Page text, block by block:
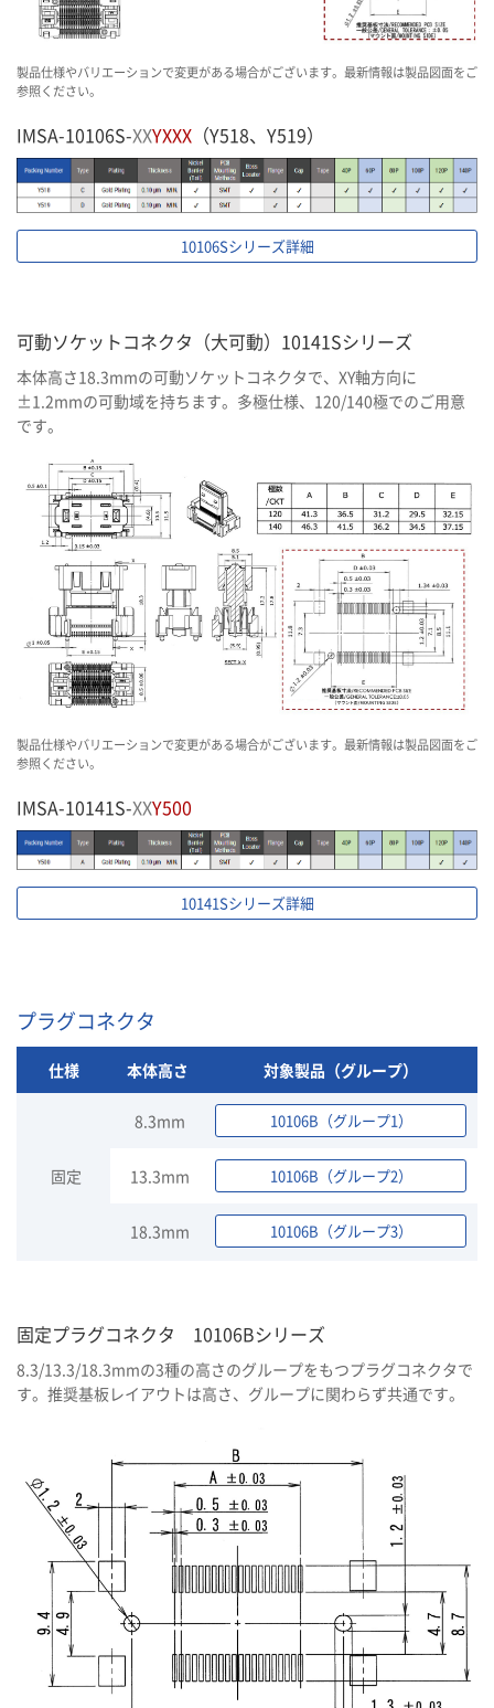
製品仕様やバリエーションで変更がある場合がございます。最新情報は製品図面をご
参照ください。
IMSA-10106S-XXYXXX （Y518、Y519）
10106Sシリーズ詳細
可動ソケットコネクタ（大可動）10141Sシリーズ
本体高さ18.3mmの可動ソケットコネクタで、XY軸方向に
±1.2mmの可動域を持ちます。多極仕様、120/140極でのご用意
です。
製品仕様やバリエーションで変更がある場合がございます。最新情報は製品図面をご
参照ください。
IMSA-10141S-XXY500
10141Sシリーズ詳細
プラグコネクタ
仕様 本体高さ 対象製品（グループ）
固定
8.3mm 10106B（グループ1）
13.3mm 10106B（グループ2）
18.3mm 10106B（グループ3）
固定プラグコネクタ 10106Bシリーズ
8.3/13.3/18.3mmの3種の高さのグループをもつプラグコネクタで
す。推奨基板レイアウトは高さ、グループに関わらず共通です。